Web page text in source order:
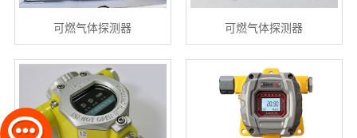
可燃气体探测器 可燃气体探测器